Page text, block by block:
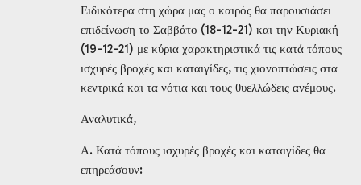
Ειδικότερα στη χώρα μας ο καιρός θα παρουσιάσει
επιδείνωση το Σαββάτο (18-12-21) και την Κυριακή
(19-12-21) με κύρια χαρακτηριστικά τις κατά τόπους
ισχυρές βροχές και καταιγίδες, τις χιονοπτώσεις στα
κεντρικά και τα νότια και τους θυελλώδεις ανέμους.
Αναλυτικά,
Α. Κατά τόπους ισχυρές βροχές και καταιγίδες θα
επηρεάσουν: